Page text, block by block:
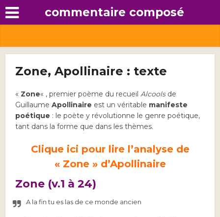
commentaire composé
Zone, Apollinaire : texte
« Zone« , premier poème du recueilAlcools de
GuillaumeApollinaire est un véritable manifeste
poétique : le poète y révolutionne le genre poétique,
tant dans la forme que dans les thèmes.
Clique ici pour lire l’analyse de
« Zone » d’Apollinaire
Zone (v.1 à 24)
A la fin tu es las de ce monde ancien